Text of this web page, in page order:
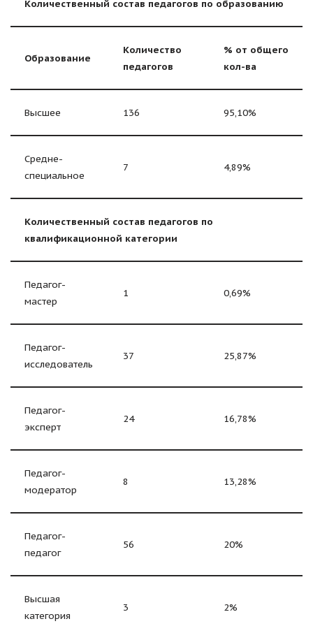
Количественный состав педагогов по образованию
Образование
Количество
педагогов
% от общего
кол-ва
Высшее 136 95,10%
Средне-
специальное
7 4,89%
Количественный состав педагогов по
квалификационной категории
Педагог-
мастер
1 0,69%
Педагог-
исследователь
37 25,87%
Педагог-
эксперт
24 16,78%
Педагог-
модератор
8 13,28%
Педагог-
педагог
56 20%
Высшая
категория
3 2%